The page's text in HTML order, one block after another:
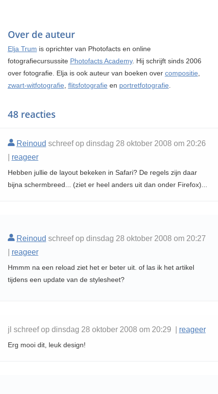
Over de auteur
Elja Trum is oprichter van Photofacts en online
fotografiecursussite Photofacts Academy. Hij schrijft sinds 2006
over fotografie. Elja is ook auteur van boeken over compositie,
zwart-witfotografie, flitsfotografie en portretfotografie.
48 reacties
Reinoud schreef op dinsdag 28 oktober 2008 om 20:26
reageer
Hebben jullie de layout bekeken in Safari? De regels zijn daar
bijna schermbreed... (ziet er heel anders uit dan onder Firefox)...
Reinoud schreef op dinsdag 28 oktober 2008 om 20:27
reageer
Hmmm na een reload ziet het er beter uit. of las ik het artikel
tijdens een update van de stylesheet?
jl schreef op dinsdag 28 oktober 2008 om 20:29 | reageer
Erg mooi dit, leuk design!